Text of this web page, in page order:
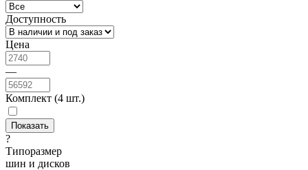
Доступность
Цена
—
Комплект (4 шт.)
?
Типоразмер
шин и дисков